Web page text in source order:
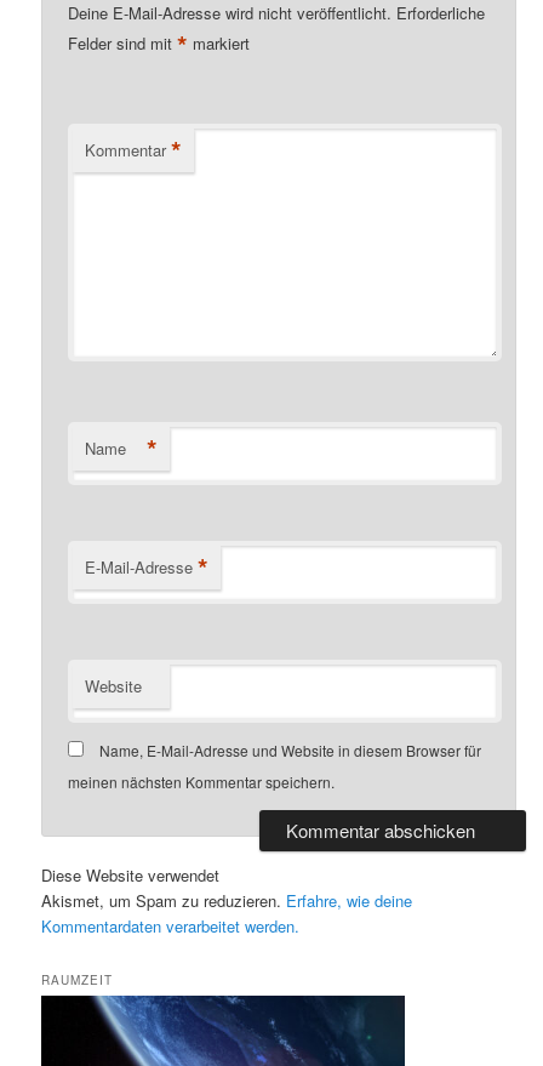
Deine E-Mail-Adresse wird nicht veröffentlicht. Erforderliche
Felder sind mit* markiert
Kommentar *
Name *
E-Mail-Adresse *
Website
Name, E-Mail-Adresse und Website in diesem Browser für
meinen nächsten Kommentar speichern.
Diese Website verwendet
Akismet, um Spam zu reduzieren. Erfahre, wie deine
Kommentardaten verarbeitet werden.
RAUMZEIT